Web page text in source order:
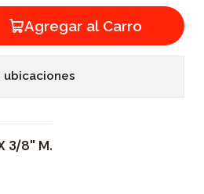
Agregar al Carro
ubicaciones
3/8" M.